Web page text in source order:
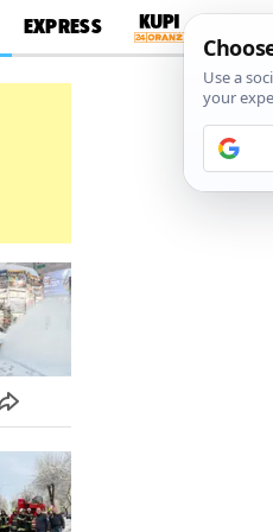
EXPRESS